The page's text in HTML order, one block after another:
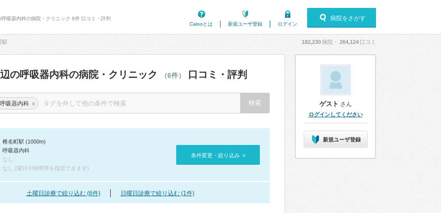
吸器内科の病院・クリニック 6件 口コミ・評判
Calooとは
新規ユーザ登録 ログイン
病院をさがす
駅 182,230病院・ 264,124 口コミ
の呼吸器内科の病院・クリニック （6件） 口コミ・評判
呼吸器内科 ×
椎名町駅 (1000m)
呼吸器内科
なし
なし (曜日や時間帯を指定できます)
条件変更・絞り込み »
土曜日診療で絞り込む (6件) 日曜日診療で絞り込む (1件)
ゲスト さん
ログインしてください
新規ユーザ登録